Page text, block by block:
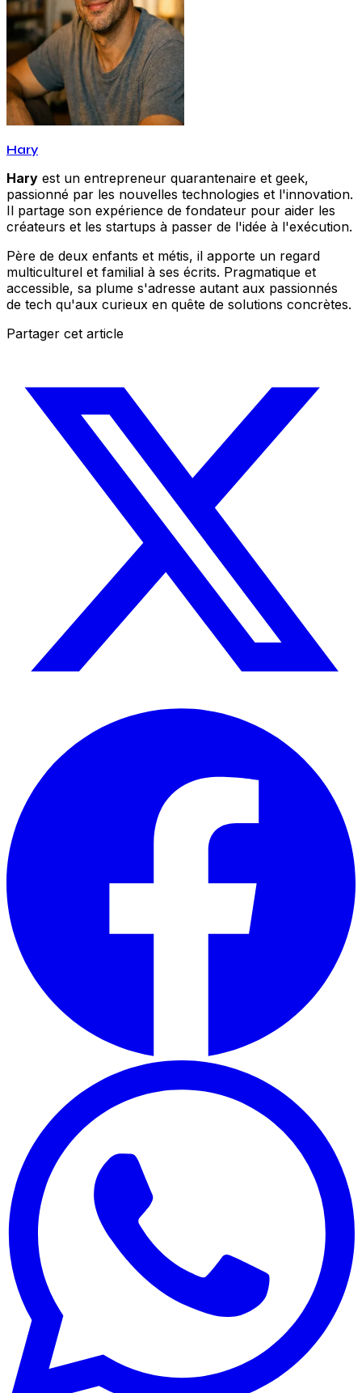
Hary
Hary est un entrepreneur quarantenaire et geek,
passionné par les nouvelles technologies et l'innovation.
Il partage son expérience de fondateur pour aider les
créateurs et les startups à passer de l'idée à l'exécution.
Père de deux enfants et métis, il apporte un regard
multiculturel et familial à ses écrits. Pragmatique et
accessible, sa plume s'adresse autant aux passionnés
de tech qu'aux curieux en quête de solutions concrètes.
Partager cet article